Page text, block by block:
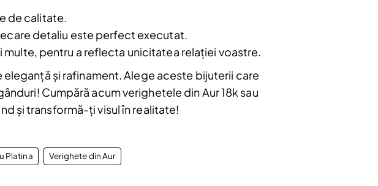
de calitate.
detaliu este perfect executat.
multe, pentru a reflecta unicitatea relației voastre.
și rafinament. Alege aceste bijuterii care
Cumpără acum verighetele din Aur 18k sau
și transformă-ți visul în realitate!
Platina Verighete din Aur